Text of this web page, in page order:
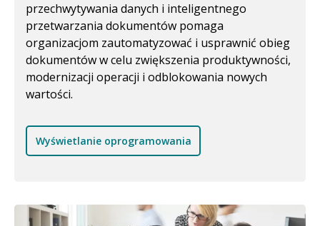
przechwytywania danych i inteligentnego
przetwarzania dokumentów pomaga
organizacjom zautomatyzować i usprawnić obieg
dokumentów w celu zwiększenia produktywności,
modernizacji operacji i odblokowania nowych
wartości.
Wyświetlanie oprogramowania